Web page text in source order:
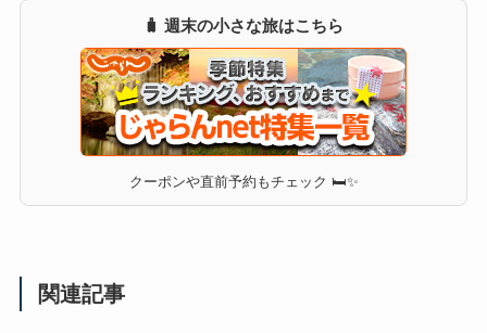
🧳 週末の小さな旅はこちら
クーポンや直前予約もチェック 🛏✨
関連記事